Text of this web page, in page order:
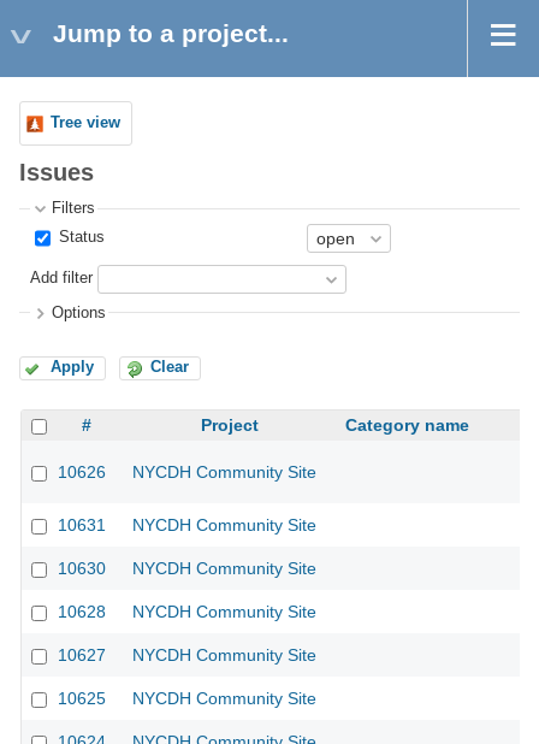
Jump to a project...
Tree view
Issues
Filters
Status
Add filter
Options
Apply Clear
# Project Category name
10626 NYCDH Community Site
10631 NYCDH Community Site
10630 NYCDH Community Site
10628 NYCDH Community Site
10627 NYCDH Community Site
10625 NYCDH Community Site